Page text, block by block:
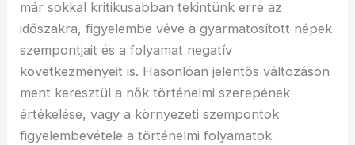
már sokkal kritikusabban tekintünk erre az
időszakra, figyelembe véve a gyarmatosított népek
szempontjait és a folyamat negatív
következményeit is. Hasonlóan jelentős változáson
ment keresztül a nők történelmi szerepének
értékelése, vagy a környezeti szempontok
figyelembevétele a történelmi folyamatok